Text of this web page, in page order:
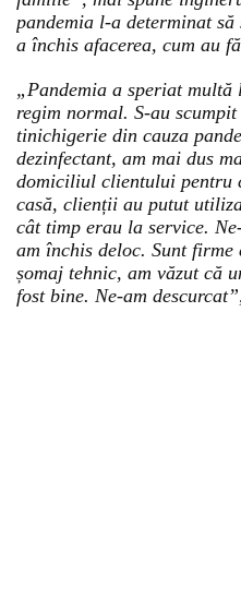
pandemia l-a determinat
a închis afacerea, cum au
„Pandemia a speriat
regim normal. S-au
tinichigerie din cauza
dezinfectant, am mai dus
domiciliul clientului pentru
casă, clienții au putut
cât timp erau la service.
am închis deloc. Sunt
șomaj tehnic, am văzut că
fost bine. Ne-am